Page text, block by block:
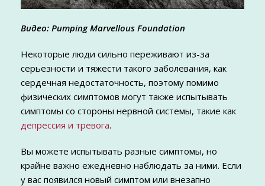
Видео: Pumping Marvellous Foundation
Некоторые люди сильно переживают из-за
серьезности и тяжести такого заболевания, как
сердечная недостаточность, поэтому помимо
физических симптомов могут также испытывать
симптомы со стороны нервной системы, такие как
депрессия и тревога.
Вы можете испытывать разные симптомы, но
крайне важно ежедневно наблюдать за ними. Если
у вас появился новый симптом или внезапно